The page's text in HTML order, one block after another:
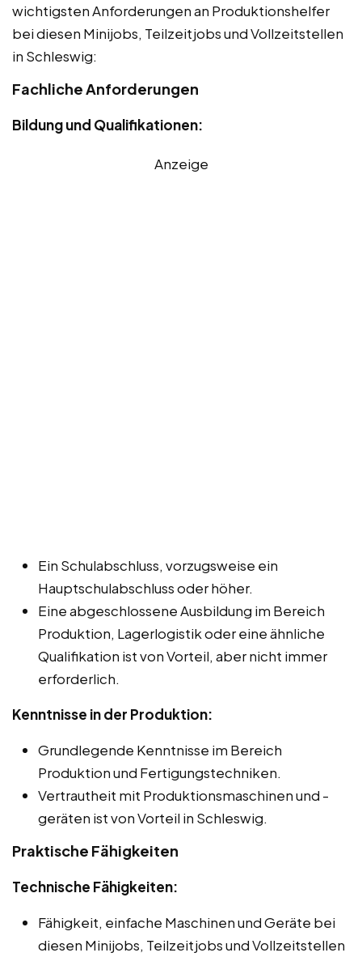
wichtigsten Anforderungen an Produktionshelfer
bei diesen Minijobs, Teilzeitjobs und Vollzeitstellen
in Schleswig:
Fachliche Anforderungen
Bildung und Qualifikationen:
Anzeige
Ein Schulabschluss, vorzugsweise ein
Hauptschulabschluss oder höher.
Eine abgeschlossene Ausbildung im Bereich
Produktion, Lagerlogistik oder eine ähnliche
Qualifikation ist von Vorteil, aber nicht immer
erforderlich.
Kenntnisse in der Produktion:
Grundlegende Kenntnisse im Bereich
Produktion und Fertigungstechniken.
Vertrautheit mit Produktionsmaschinen und -
geräten ist von Vorteil in Schleswig.
Praktische Fähigkeiten
Technische Fähigkeiten:
Fähigkeit, einfache Maschinen und Geräte bei
diesen Minijobs, Teilzeitjobs und Vollzeitstellen